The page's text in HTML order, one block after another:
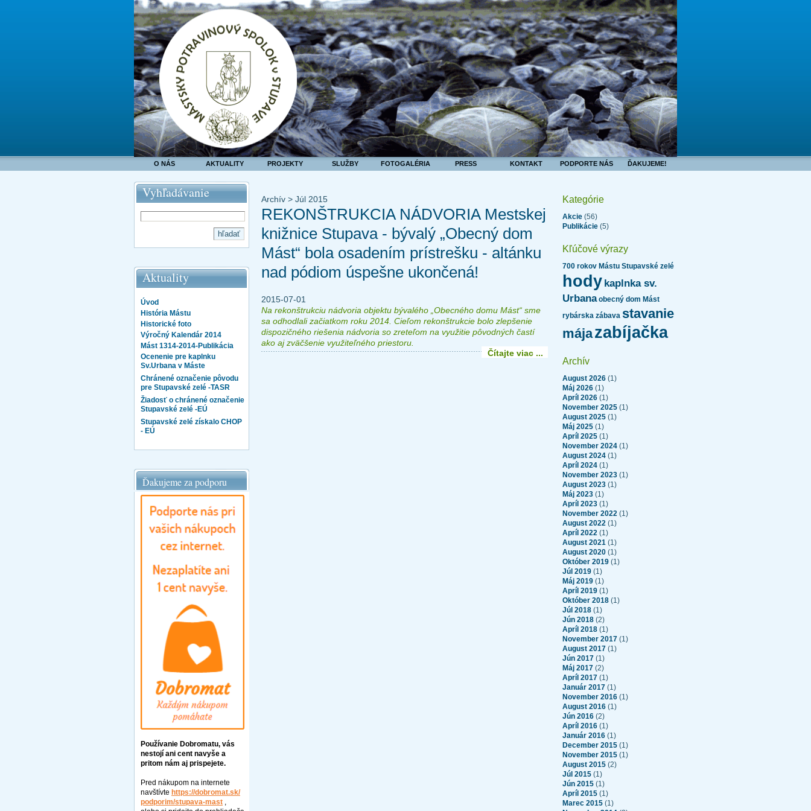
O NÁS AKTUALITY PROJEKTY SLUŽBY FOTOGALÉRIA PRESS KONTAKT PODPORTE NÁS ĎAKUJEME!
Vyhľadávanie
Aktuality
Úvod
História Mástu
Historické foto
Výročný Kalendár 2014
Mást 1314-2014-Publikácia
Ocenenie pre kaplnku
Sv.Urbana v Máste
Chránené označenie pôvodu
pre Stupavské zelé -TASR
Žiadosť o chránené označenie
Stupavské zelé -EÚ
Stupavské zelé získalo CHOP
- EÚ
Ďakujeme za podporu
Používanie Dobromatu, vás
nestojí ani cent navyše a
pritom nám aj prispejete.
Pred nákupom na internete
navštívte https://dobromat.sk/
podporim/stupava-mast
Archív > Júl 2015
REKONŠTRUKCIA NÁDVORIA Mestskej
knižnice Stupava - bývalý „Obecný dom
Mást“ bola osadením prístrešku - altánku
nad pódiom úspešne ukončená!
2015-07-01
Na rekonštrukciu nádvoria objektu bývalého „Obecného domu Mást“ sme
sa odhodlali začiatkom roku 2014. Cieľom rekonštrukcie bolo zlepšenie
dispozičného riešenia nádvoria so zreteľom na využitie pôvodných častí
ako aj zväčšenie využiteľného priestoru.
Čítajte viac ...
Kategórie
Akcie (56)
Publikácie (5)
Kľúčové výrazy
700 rokov Mástu Stupavské zelé
hody kaplnka sv.
Urbana obecný dom Mást
rybárska zábava stavanie
májazabíjačka
Archív
August 2026 (1)
Máj 2026 (1)
Apríl 2026 (1)
November 2025 (1)
August 2025 (1)
Máj 2025 (1)
Apríl 2025 (1)
November 2024 (1)
August 2024 (1)
Apríl 2024 (1)
November 2023 (1)
August 2023 (1)
Máj 2023 (1)
Apríl 2023 (1)
November 2022 (1)
August 2022 (1)
Apríl 2022 (1)
August 2021 (1)
August 2020 (1)
Október 2019 (1)
Júl 2019 (1)
Máj 2019 (1)
Apríl 2019 (1)
Október 2018 (1)
Júl 2018 (1)
Jún 2018 (2)
Apríl 2018 (1)
November 2017 (1)
August 2017 (1)
Jún 2017 (1)
Máj 2017 (2)
Apríl 2017 (1)
Január 2017 (1)
November 2016 (1)
August 2016 (1)
Jún 2016 (2)
Apríl 2016 (1)
Január 2016 (1)
December 2015 (1)
November 2015 (1)
August 2015 (2)
Júl 2015 (1)
Jún 2015 (1)
Apríl 2015 (1)
Marec 2015 (1)